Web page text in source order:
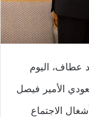
عطاف، اليوم
الأمير فيصل
الاجتماع